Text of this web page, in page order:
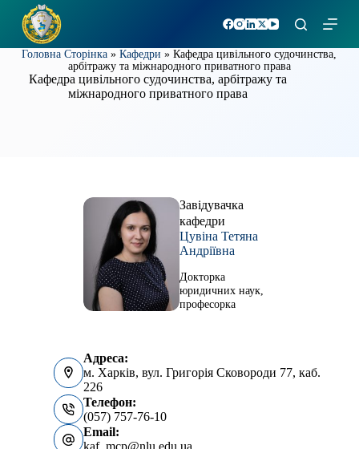
П
Головна Сторінка »Кафедри »Кафедра цивільного судочинства,
арбітражу та міжнародного приватного права
Кафедра цивільного судочинства, арбітражу та
міжнародного приватного права
Завідувачка
кафедри
Цувіна Тетяна
Андріївна
Докторка
юридичних наук,
професорка
Адреса:
м. Харків, вул. Григорія Сковороди 77, каб.
226
Телефон:
(057) 757-76-10
Email:
kaf_mcp@nlu.edu.ua